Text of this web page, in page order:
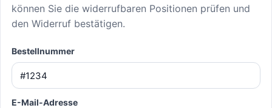
können Sie die widerrufbaren Positionen prüfen und
den Widerruf bestätigen.
Bestellnummer
E-Mail-Adresse